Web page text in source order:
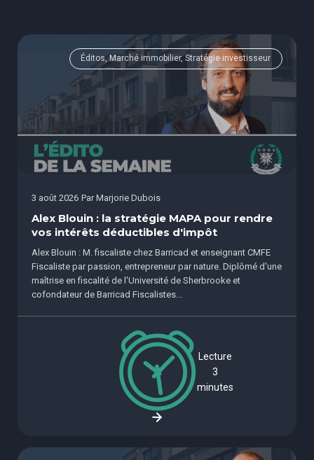
Éditos, Marché immobilier, Stratégie investisseur
3 août 2026 Par Marjorie Dubois
Alex Blouin : la stratégie MAPA pour rendre
vos intérêts déductibles d'impôt
Alex Blouin : M. fiscaliste chez Barricad et enseignant CMFE
Fiscaliste par passion, entrepreneur par nature. Diplômé d'une
maîtrise en fiscalité de l'Université de Sherbrooke et
cofondateur de Barricad Fiscalistes...
Lecture
3
minutes